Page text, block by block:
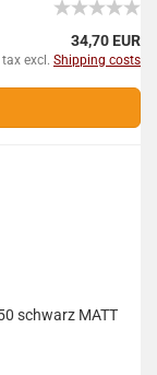
34,70 EUR
excl. Shipping costs
schwarz MATT